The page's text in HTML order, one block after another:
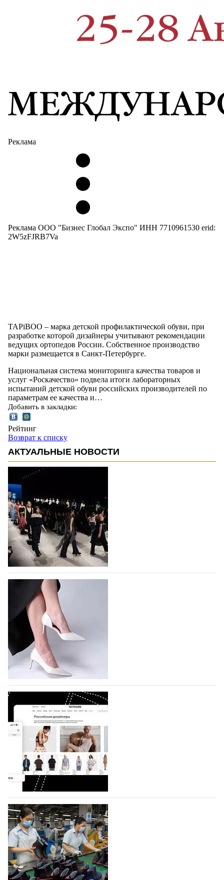
Реклама
Реклама ООО "Бизнес Глобал Экспо" ИНН 7710961530 erid:
2W5zFJRB7Va
TAPiBOO – марка детской профилактической обуви, при
разработке которой дизайнеры учитывают рекомендации
ведущих ортопедов России. Собственное производство
марки размещается в Санкт-Петербурге.
Национальная система мониторинга качества товаров и
услуг «Роскачество» подвела итоги лабораторных
испытаний детской обуви российских производителей по
параметрам ее качества и…
Добавить в закладки:
Рейтинг
Возврат к списку
АКТУАЛЬНЫЕ НОВОСТИ
На участие в Московской неделе моды
подано 1047 заявок
На участие в седьмой Московской неделе моды,
которая пройдет в российской столице с 26 сентября
по 1 октября, уже подано 1047 заявок. Примерно
половину из них (494) прислали дизайнеры,
коллекции которых не были представлены в…
07.08.2026 746
BALLINA представит свои новинки на Euro
Shoes
Компания BALLINA Guangzhou Lihuang Footwear
Co., Ltd., основанная в 2011 году и расположенная в
Гуанчжоу, столице моды Китая, является
профессиональной обувной компанией,
объединяющей разработку, производство и…
07.08.2026 614
На платформе Lamoda - новый раздел и
условия продвижения локальных
дизайнерских марок
Российский маркетплейс Lamoda решил обновить
раздел для продажи продукции локальных